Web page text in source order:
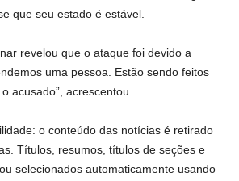
que seu estado é estável.
revelou que o ataque foi devido a
uma pessoa. Estão sendo feitos
acusado”, acrescentou.
o conteúdo das notícias é retirado
Títulos, resumos, títulos de seções e
selecionados automaticamente usando